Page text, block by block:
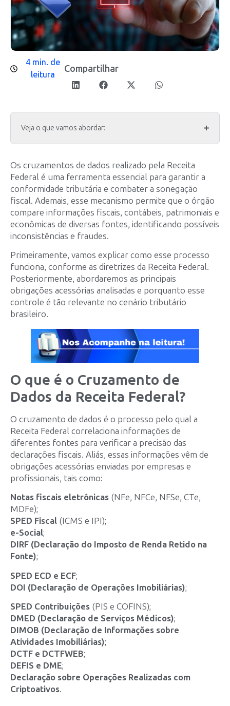
4 min. de
leitura
Compartilhar
Veja o que vamos abordar:
Os cruzamentos de dados realizado pela Receita
Federal é uma ferramenta essencial para garantir a
conformidade tributária e combater a sonegação
fiscal. Ademais, esse mecanismo permite que o órgão
compare informações fiscais, contábeis, patrimoniais e
econômicas de diversas fontes, identificando possíveis
inconsistências e fraudes.
Primeiramente, vamos explicar como esse processo
funciona, conforme as diretrizes da Receita Federal.
Posteriormente, abordaremos as principais
obrigações acessórias analisadas e porquanto esse
controle é tão relevante no cenário tributário
brasileiro.
O que é o Cruzamento de
Dados da Receita Federal?
O cruzamento de dados é o processo pelo qual a
Receita Federal correlaciona informações de
diferentes fontes para verificar a precisão das
declarações fiscais. Aliás, essas informações vêm de
obrigações acessórias enviadas por empresas e
profissionais, tais como:
Notas fiscais eletrônicas (NFe, NFCe, NFSe, CTe,
MDFe);
SPED Fiscal (ICMS e IPI);
e-Social;
DIRF (Declaração do Imposto de Renda Retido na
Fonte);
SPED ECD e ECF;
DOI (Declaração de Operações Imobiliárias);
SPED Contribuições (PIS e COFINS);
DMED (Declaração de Serviços Médicos);
DIMOB (Declaração de Informações sobre
Atividades Imobiliárias);
DCTF e DCTFWEB;
DEFIS e DME;
Declaração sobre Operações Realizadas com
Criptoativos.